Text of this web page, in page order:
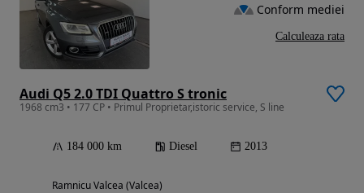
Audi Q5 2.0 TDI Quattro S tronic
1968 cm3 • 177 CP • Primul Proprietar,istoric service, S line
184 000 km Diesel 2013
Ramnicu Valcea (Valcea)
Conform mediei
Calculeaza rata